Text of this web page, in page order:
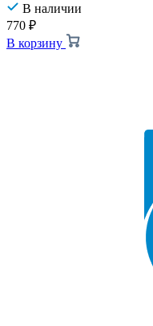
В наличии
770 ₽
В корзину